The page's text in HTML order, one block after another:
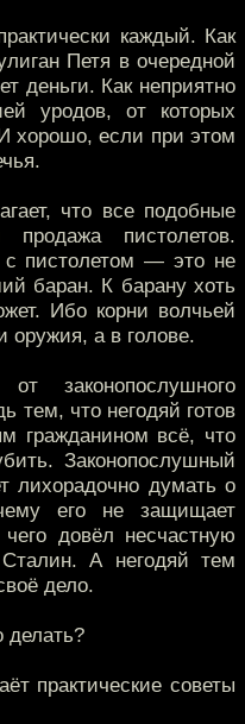
каждый. Как
Петя в очередной
деньги. Как неприятно
уродов, от которых
хорошо, если при этом
что все подобные
пистолетов.
с пистолетом — это не
баран. К барану хоть
Ибо корни волчьей
а в голове.
законопослушного
тем, что негодяй готов
гражданином всё, что
Законопослушный
лихорадочно думать о
его не защищает
довёл несчастную
А негодяй тем
дело.
делать?
практические советы